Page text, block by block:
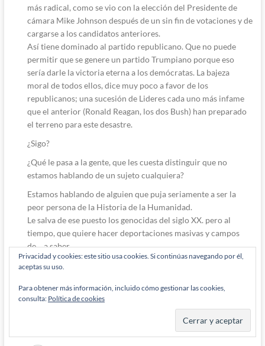
más radical, como se vio con la elección del Presidente de
cámara Mike Johnson después de un sin fin de votaciones y de
cargarse a los candidatos anteriores.
Así tiene dominado al partido republicano. Que no puede
permitir que se genere un partido Trumpiano porque eso
sería darle la victoria eterna a los demócratas. La bajeza
moral de todos ellos, dice muy poco a favor de los
republicanos; una sucesión de Lideres cada uno más infame
que el anterior (Ronald Reagan, los dos Bush) han preparado
el terreno para este desastre.
¿Sigo?
¿Qué le pasa a la gente, que les cuesta distinguir que no
estamos hablando de un sujeto cualquiera?
Estamos hablando de alguien que puja seriamente a ser la
peor persona de la Historia de la Humanidad.
Le salva de ese puesto los genocidas del siglo XX. pero al
tiempo, que quiere hacer deportaciones masivas y campos
de… a saber.
¿Que le pasa a la gente que dice:? «Es que Trump no es tan
Me gustaría entenderlo, antes de empezar a tener que pensar
Privacidad y cookies: este sitio usa cookies. Si continúas navegando por él,
aceptas su uso.
Para obtener más información, incluido cómo gestionar las cookies,
consulta: Política de cookies